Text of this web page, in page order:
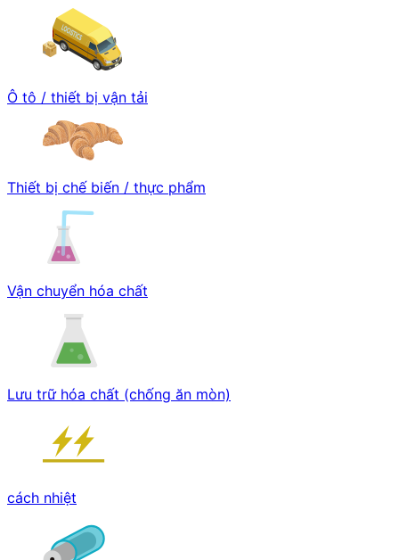
Ô tô / thiết bị vận tải
Thiết bị chế biến / thực phẩm
Vận chuyển hóa chất
Lưu trữ hóa chất (chống ăn mòn)
cách nhiệt